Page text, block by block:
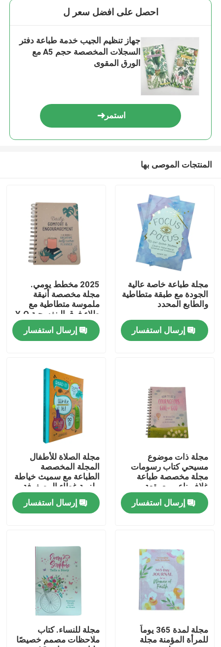
منتجات
أشرطة فيديو
معلومات عنا
الموارد
اطلب اقتباس
طباعة كتاب طاولة القهوة
طباعة بطاقات التارو
احصل على افضل سعر ل
جهاز تنظيم الجيب خدمة طباعة دفتر
السجلات المخصصة حجم A5 مع
الورق المقوى
استمر
المنتجات الموصى بها
مجلة طباعة خاصة عالية
الجودة مع طبقة متطاطية
والطابع المحدد
إرسال استفسار
2025 مخطط يومي.
مجلة مخصصة أنيقة
ملموسة متطاطية مع
طلاء فوق البنفسجية Y-O
و صفحات ملونة كاملة
إرسال استفسار
مجلة ذات موضوع
مسيحي كتاب رسومات
مجلة مخصصة طباعة
غلاف ناعم مع بقعة
الأشعة فوق البنفسجية
والصفحات الداخلية
الملونة الكاملة
إرسال استفسار
مجلة الصلاة للأطفال
المجلة المخصصة
الطباعة مع سميث خياطة
ملزمة غطاء المصفوفة
متطاطية الصفحات
الداخلية الخالية من
الخشب
إرسال استفسار
مجلة لمدة 365 يوماً
للمرأة المؤمنة مجلة
مجلة للنساء. كتاب
ملاحظات مصمم خصيصًا